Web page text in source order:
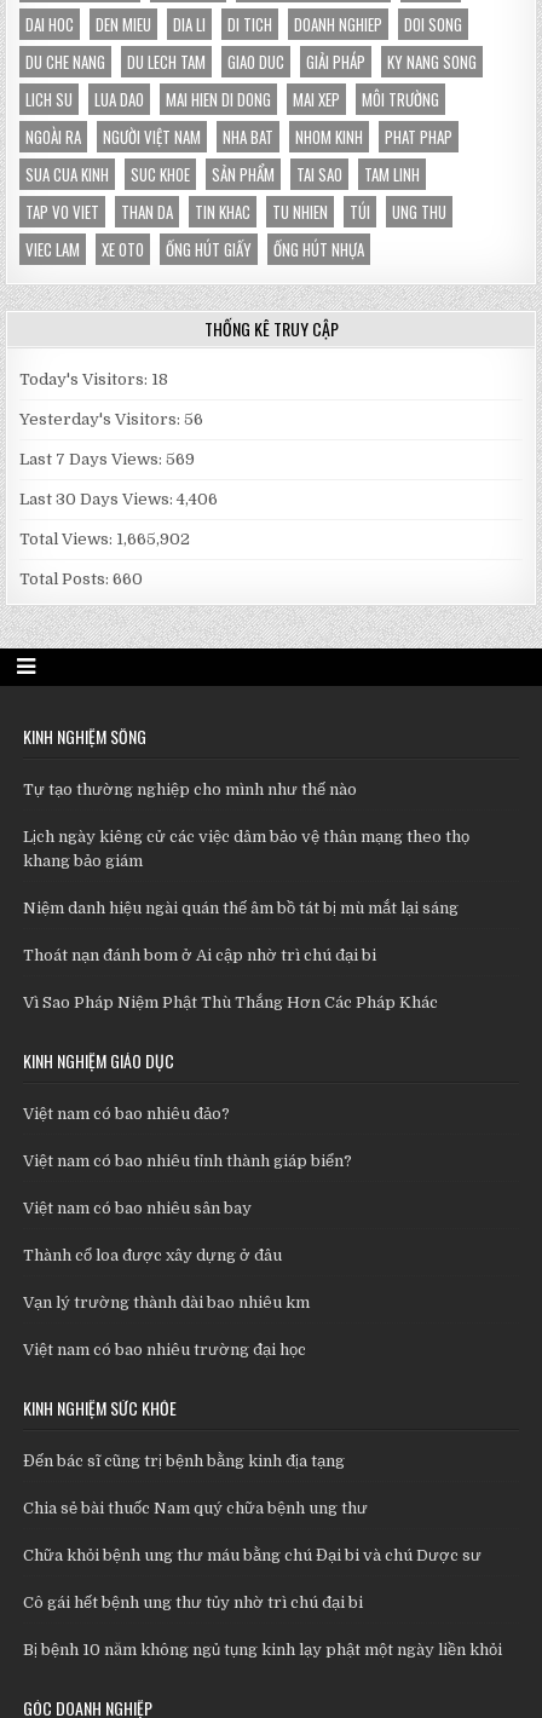
DAI HOC
DEN MIEU DIA LI DI TICH DOANH NGHIEP
DOI SONG
DU CHE NANG
DU LECH TAM GIAO DUC GIẢI PHÁP
KY NANG SONG
LICH SU
LUA DAO MAI HIEN DI DONG MAI XEP
MÔI TRƯỜNG
NGOÀI RA
NGƯỜI VIỆT NAM NHA BAT NHOM KINH
PHAT PHAP
SUA CUA KINH
SUC KHOE SẢN PHẨM TAI SAO
TAM LINH
TAP VO VIET
THAN DA TIN KHAC TU NHIEN TÚI
UNG THU
VIEC LAM
XE OTO ỐNG HÚT GIẤY ỐNG HÚT NHỰA
THỐNG KÊ TRUY CẬP
Today's Visitors: 18
Yesterday's Visitors:56
Last 7 Days Views:569
Last 30 Days Views:4,406
Total Views: 1,665,902
Total Posts:660
KINH NGHIỆM SỐNG
Tự tạo thường nghiệp cho mình như thế nào
Lịch ngày kiêng cử các việc dâm bảo vệ thân mạng theo thọ
khang bảo giám
Niệm danh hiệu ngài quán thế âm bồ tát bị mù mắt lại sáng
Thoát nạn đánh bom ở Ai cập nhờ trì chú đại bi
Vì Sao Pháp Niệm Phật Thù Thắng Hơn Các Pháp Khác
KINH NGHIỆM GIÁO DỤC
Việt nam có bao nhiêu đảo?
Việt nam có bao nhiêu tỉnh thành giáp biển?
Việt nam có bao nhiêu sân bay
Thành cổ loa được xây dựng ở đâu
Vạn lý trường thành dài bao nhiêu km
Việt nam có bao nhiêu trường đại học
KINH NGHIỆM SỨC KHỎE
Đến bác sĩ cũng trị bệnh bằng kinh địa tạng
Chia sẻ bài thuốc Nam quý chữa bệnh ung thư
Chữa khỏi bệnh ung thư máu bằng chú Đại bi và chú Dược sư
Cô gái hết bệnh ung thư tủy nhờ trì chú đại bi
Bị bệnh 10 năm không ngủ tụng kinh lạy phật một ngày liền khỏi
GÓC DOANH NGHIỆP